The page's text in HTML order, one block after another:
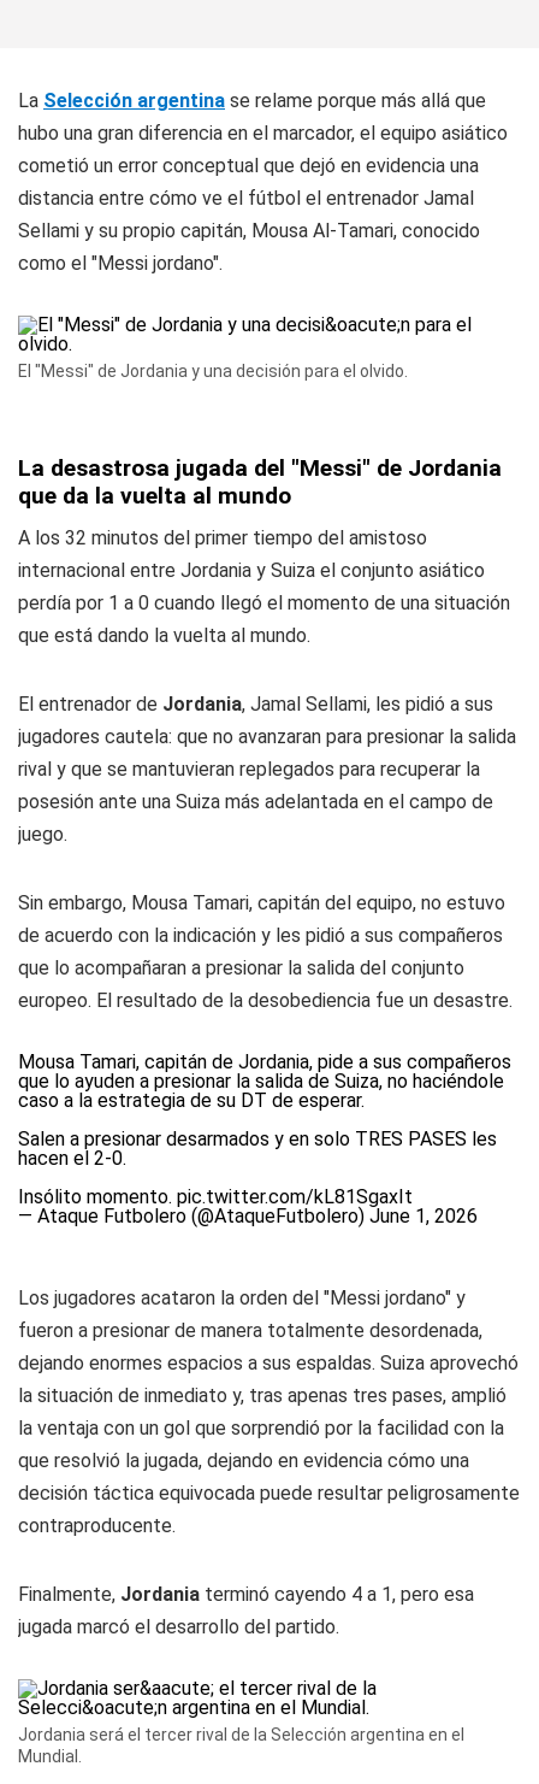
La Selección argentina se relame porque más allá que
hubo una gran diferencia en el marcador, el equipo asiático
cometió un error conceptual que dejó en evidencia una
distancia entre cómo ve el fútbol el entrenador Jamal
Sellami y su propio capitán, Mousa Al-Tamari, conocido
como el "Messi jordano".
El "Messi" de Jordania y una decisión para el olvido.
La desastrosa jugada del "Messi" de Jordania
que da la vuelta al mundo
A los 32 minutos del primer tiempo del amistoso
internacional entre Jordania y Suiza el conjunto asiático
perdía por 1 a 0 cuando llegó el momento de una situación
que está dando la vuelta al mundo.
El entrenador de Jordania, Jamal Sellami, les pidió a sus
jugadores cautela: que no avanzaran para presionar la salida
rival y que se mantuvieran replegados para recuperar la
posesión ante una Suiza más adelantada en el campo de
juego.
Sin embargo, Mousa Tamari, capitán del equipo, no estuvo
de acuerdo con la indicación y les pidió a sus compañeros
que lo acompañaran a presionar la salida del conjunto
europeo. El resultado de la desobediencia fue un desastre.
Mousa Tamari, capitán de Jordania, pide a sus compañeros
que lo ayuden a presionar la salida de Suiza, no haciéndole
caso a la estrategia de su DT de esperar.
Salen a presionar desarmados y en solo TRES PASES les
hacen el 2-0.
Insólito momento. pic.twitter.com/kL81SgaxIt
— Ataque Futbolero (@AtaqueFutbolero) June 1, 2026
Los jugadores acataron la orden del "Messi jordano" y
fueron a presionar de manera totalmente desordenada,
dejando enormes espacios a sus espaldas. Suiza aprovechó
la situación de inmediato y, tras apenas tres pases, amplió
la ventaja con un gol que sorprendió por la facilidad con la
que resolvió la jugada, dejando en evidencia cómo una
decisión táctica equivocada puede resultar peligrosamente
contraproducente.
Finalmente, Jordania terminó cayendo 4 a 1, pero esa
jugada marcó el desarrollo del partido.
Jordania será el tercer rival de la Selección argentina en el
Mundial.